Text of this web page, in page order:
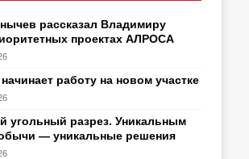
рассказал Владимиру
проектах АЛРОСА
работу на новом участке
угольный разрез. Уникальным
— уникальные решения